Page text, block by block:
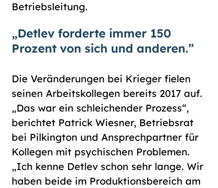
Betriebsleitung.
„Detlev forderte immer 150
Prozent von sich und anderen.”
Die Veränderungen bei Krieger fielen
seinen Arbeitskollegen bereits 2017 auf.
„Das war ein schleichender Prozess“,
berichtet Patrick Wiesner, Betriebsrat
bei Pilkington und Ansprechpartner für
Kollegen mit psychischen Problemen.
„Ich kenne Detlev schon sehr lange. Wir
haben beide im Produktionsbereich am